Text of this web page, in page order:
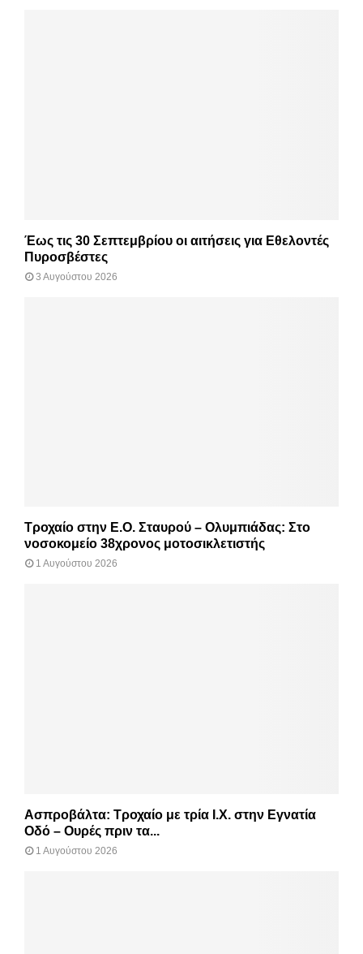
Έως τις 30 Σεπτεμβρίου οι αιτήσεις για Εθελοντές
Πυροσβέστες
3 Αυγούστου 2026
Τροχαίο στην Ε.Ο. Σταυρού – Ολυμπιάδας: Στο
νοσοκομείο 38χρονος μοτοσικλετιστής
1 Αυγούστου 2026
Ασπροβάλτα: Τροχαίο με τρία Ι.Χ. στην Εγνατία
Οδό – Ουρές πριν τα...
1 Αυγούστου 2026